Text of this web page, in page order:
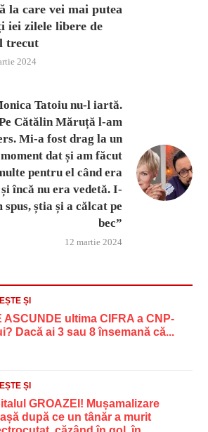
la care vei mai putea
iei zilele libere de
trecut
2024
Tatoiu nu-l iartă.
Cătălin Măruță l-am
Mi-a fost drag la un
moment dat și am făcut
pentru el când era
încă nu era vedetă. I-
spus, știa și a călcat pe
bec”
12 martie 2024
ȘI
ASCUNDE ultima CIFRA a CNP-
Dacă ai 3 sau 8 însemană că...
ȘI
GROAZEI! Mușamalizare
după ce un tânăr a murit